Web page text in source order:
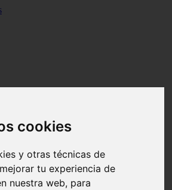
cookies
y otras técnicas de
tu experiencia de
nuestra web, para